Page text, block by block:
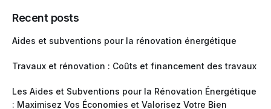
Recent posts
Aides et subventions pour la rénovation énergétique
Travaux et rénovation : Coûts et financement des travaux
Les Aides et Subventions pour la Rénovation Énergétique
: Maximisez Vos Économies et Valorisez Votre Bien